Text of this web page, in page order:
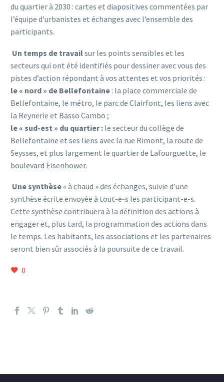
du quartier à 2030 : cartes et diapositives commentées par
l’équipe d’urbanistes et échanges avec l’ensemble des
participants.
Un temps de travailsur les points sensibles et les
secteurs qui ont été identifiés pour dessiner avec vous des
pistes d’action répondant à vos attentes et vos priorités :
le « nord » de Bellefontaine : la place commerciale de
Bellefontaine, le métro, le parc de Clairfont, les liens avec
la Reynerie et Basso Cambo ;
le « sud-est » du quartier : le secteur du collège de
Bellefontaine et ses liens avec la rue Rimont, la route de
Seysses, et plus largement le quartier de Lafourguette, le
boulevard Eisenhower.
Une synthèse « à chaud » des échanges, suivie d’une
synthèse écrite envoyée à tout-e-s les participant-e-s.
Cette synthèse contribuera à la définition des actions à
engager et, plus tard, la programmation des actions dans
le temps. Les habitants, les associations et les partenaires
seront bien sûr associés à la poursuite de ce travail.
0